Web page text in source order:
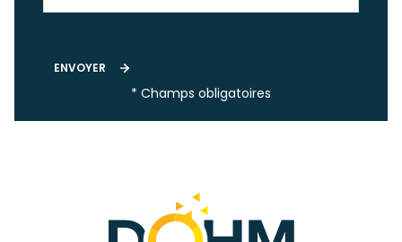
ENVOYER
* Champs obligatoires